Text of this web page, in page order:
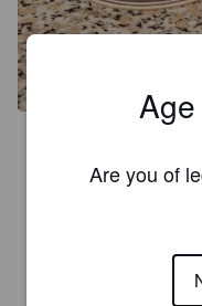
Blech.Brut  Rhodonit
‘Rhodonith Hexagons’
und sperriger Name für
Are you of